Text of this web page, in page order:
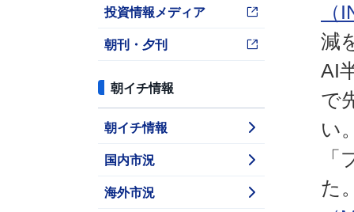
投資情報メディア
朝刊・夕刊
朝イチ情報
朝イチ情報
国内市況
海外市況
（
減
AI
で
い
た